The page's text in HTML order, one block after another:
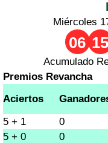
Miércoles
06 15
Acumulado
Premios Revancha
Aciertos
5 + 1
0
5 + 0
0